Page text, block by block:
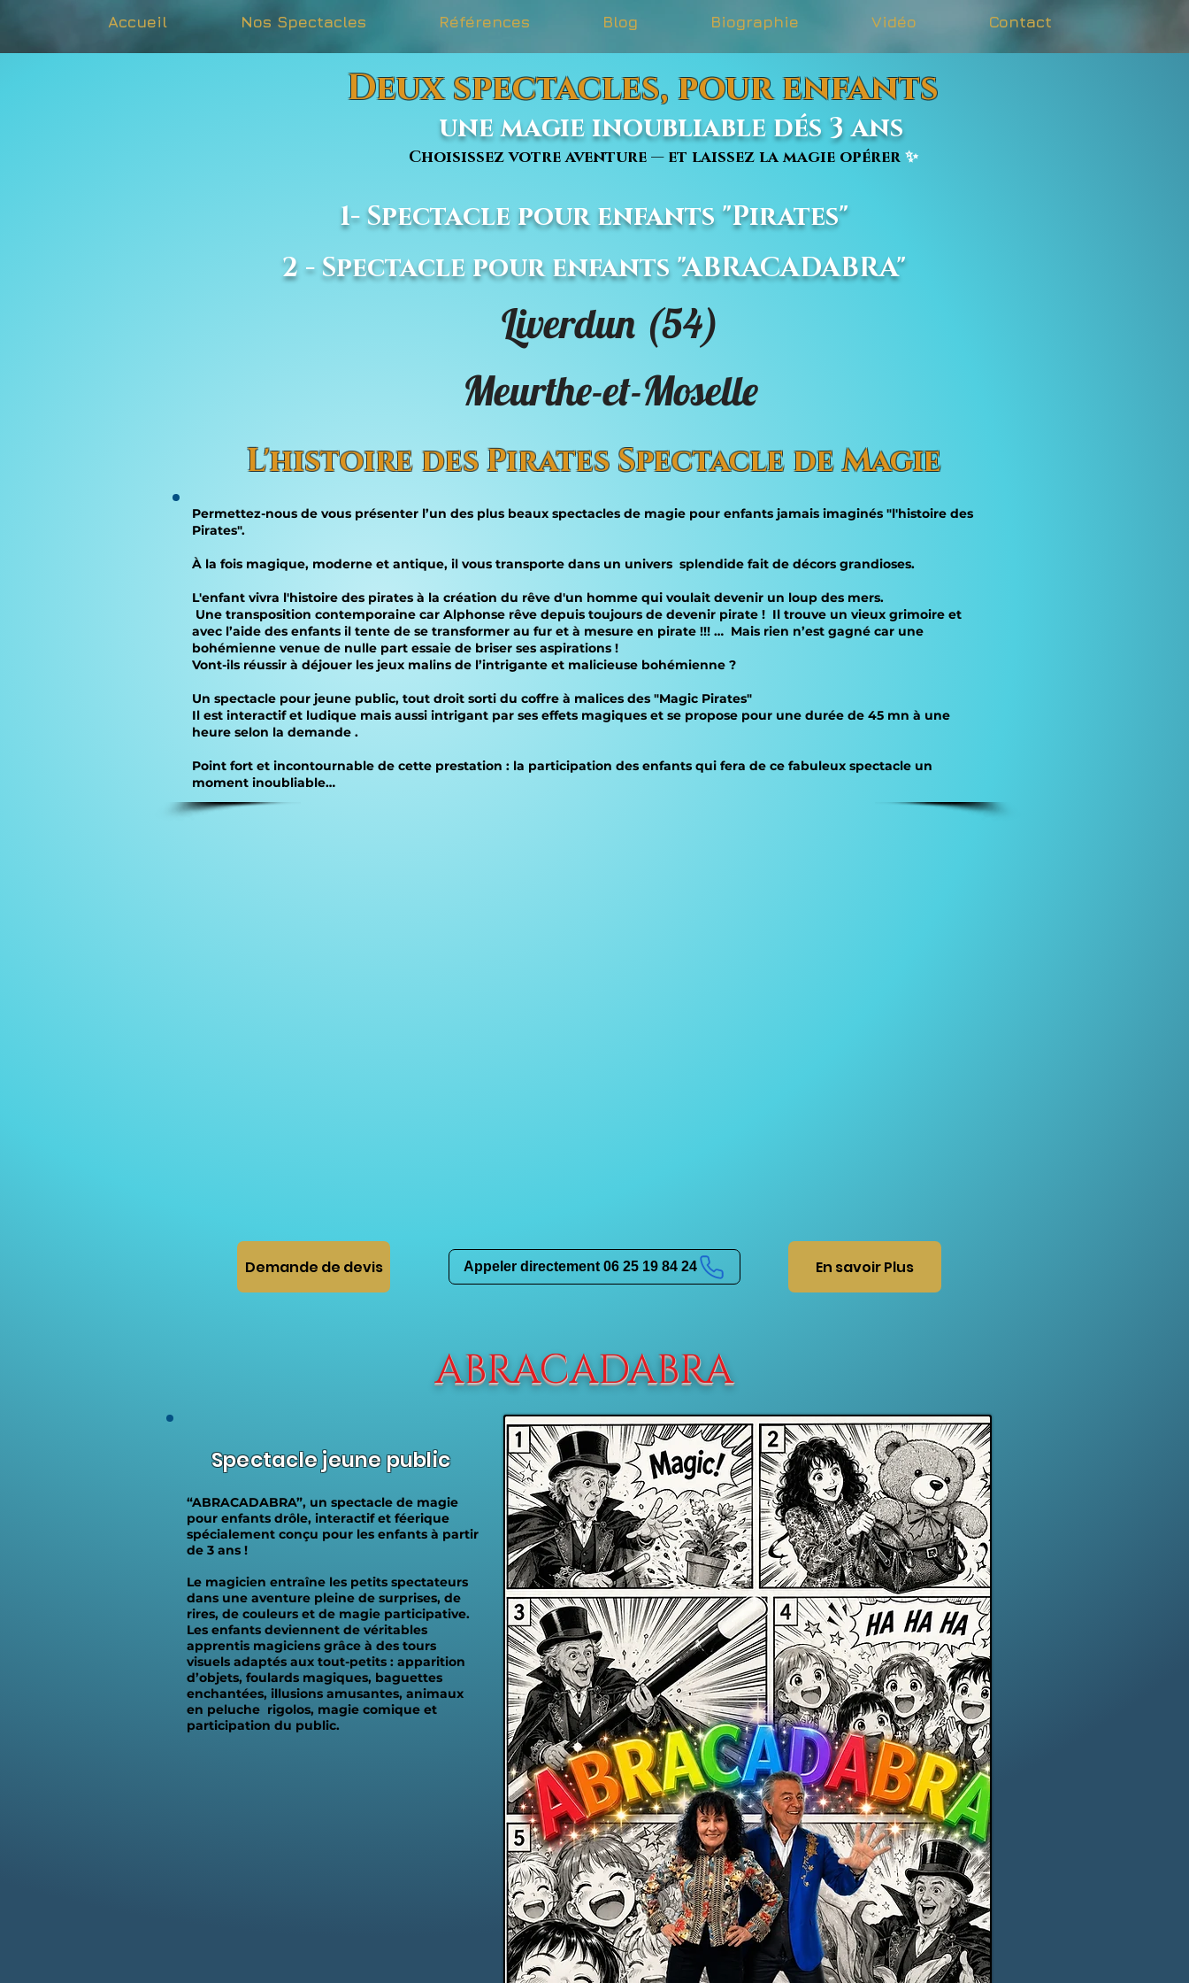
Accueil Nos Spectacles Références Blog Biographie Vidéo Contact
Deux spectacles, pour enfants
une magie inoubliable dés 3 ans
Choisissez votre aventure — et laissez la magie opérer ✨
1- Spectacle pour enfants "Pirates"
2 - Spectacle pour enfants "ABRACADABRA"
Liverdun (54)
Meurthe-et-Moselle
L'histoire des Pirates Spectacle de Magie
Permettez-nous de vous présenter l’un des plus beaux spectacles de magie pour enfants jamais imaginés "l'histoire des
Pirates".
À la fois magique, moderne et antique, il vous transporte dans un univers splendide fait de décors grandioses.
L'enfant vivra l'histoire des pirates à la création du rêve d'un homme qui voulait devenir un loup des mers.
Une transposition contemporaine car Alphonse rêve depuis toujours de devenir pirate ! Il trouve un vieux grimoire et
avec l’aide des enfants il tente de se transformer au fur et à mesure en pirate !!! … Mais rien n’est gagné car une
bohémienne venue de nulle part essaie de briser ses aspirations !
Vont-ils réussir à déjouer les jeux malins de l’intrigante et malicieuse bohémienne ?
Un spectacle pour jeune public, tout droit sorti du coffre à malices des "Magic Pirates"
Il est interactif et ludique mais aussi intrigant par ses effets magiques et se propose pour une durée de 45 mn à une
heure selon la demande .
Point fort et incontournable de cette prestation : la participation des enfants qui fera de ce fabuleux spectacle un
moment inoubliable…
Demande de devis Appeler directement 06 25 19 84 24 En savoir Plus
ABRACADABRA
Spectacle jeune public
“ABRACADABRA”, un spectacle de magie
pour enfants drôle, interactif et féerique
spécialement conçu pour les enfants à partir
de 3 ans !
Le magicien entraîne les petits spectateurs
dans une aventure pleine de surprises, de
rires, de couleurs et de magie participative.
Les enfants deviennent de véritables
apprentis magiciens grâce à des tours
visuels adaptés aux tout-petits : apparition
d’objets, foulards magiques, baguettes
enchantées, illusions amusantes, animaux
en peluche rigolos, magie comique et
participation du public.